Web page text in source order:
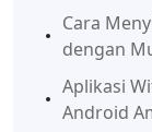
Cara
dengan
Aplikasi
Android